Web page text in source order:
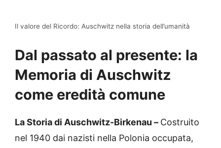
Il valore del Ricordo: Auschwitz nella storia dell’umanità
Dal passato al presente: la
Memoria di Auschwitz
come eredità comune
La Storia di Auschwitz-Birkenau – Costruito
nel 1940 dai nazisti nella Polonia occupata,